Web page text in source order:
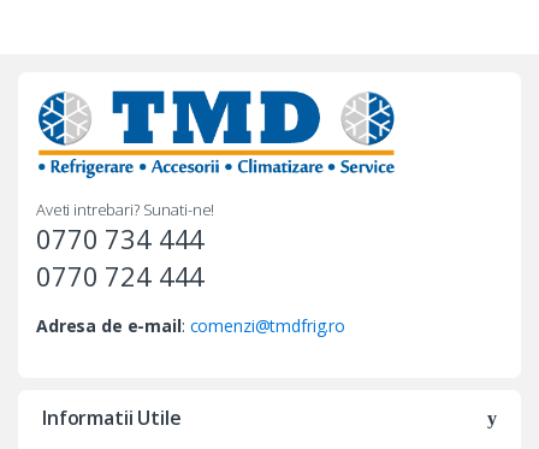
Aveti intrebari? Sunati-ne!
0770 734 444
0770 724 444
Adresa de e-mail: comenzi@tmdfrig.ro
Informatii Utile